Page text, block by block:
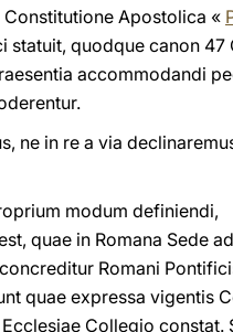
Apostolica «
statuit, quodque canon 47
accommodandi
ne in re a via
modum definiendi,
quae in Romana Sede
Romani
quae expressa vigentis
Collegio constat.